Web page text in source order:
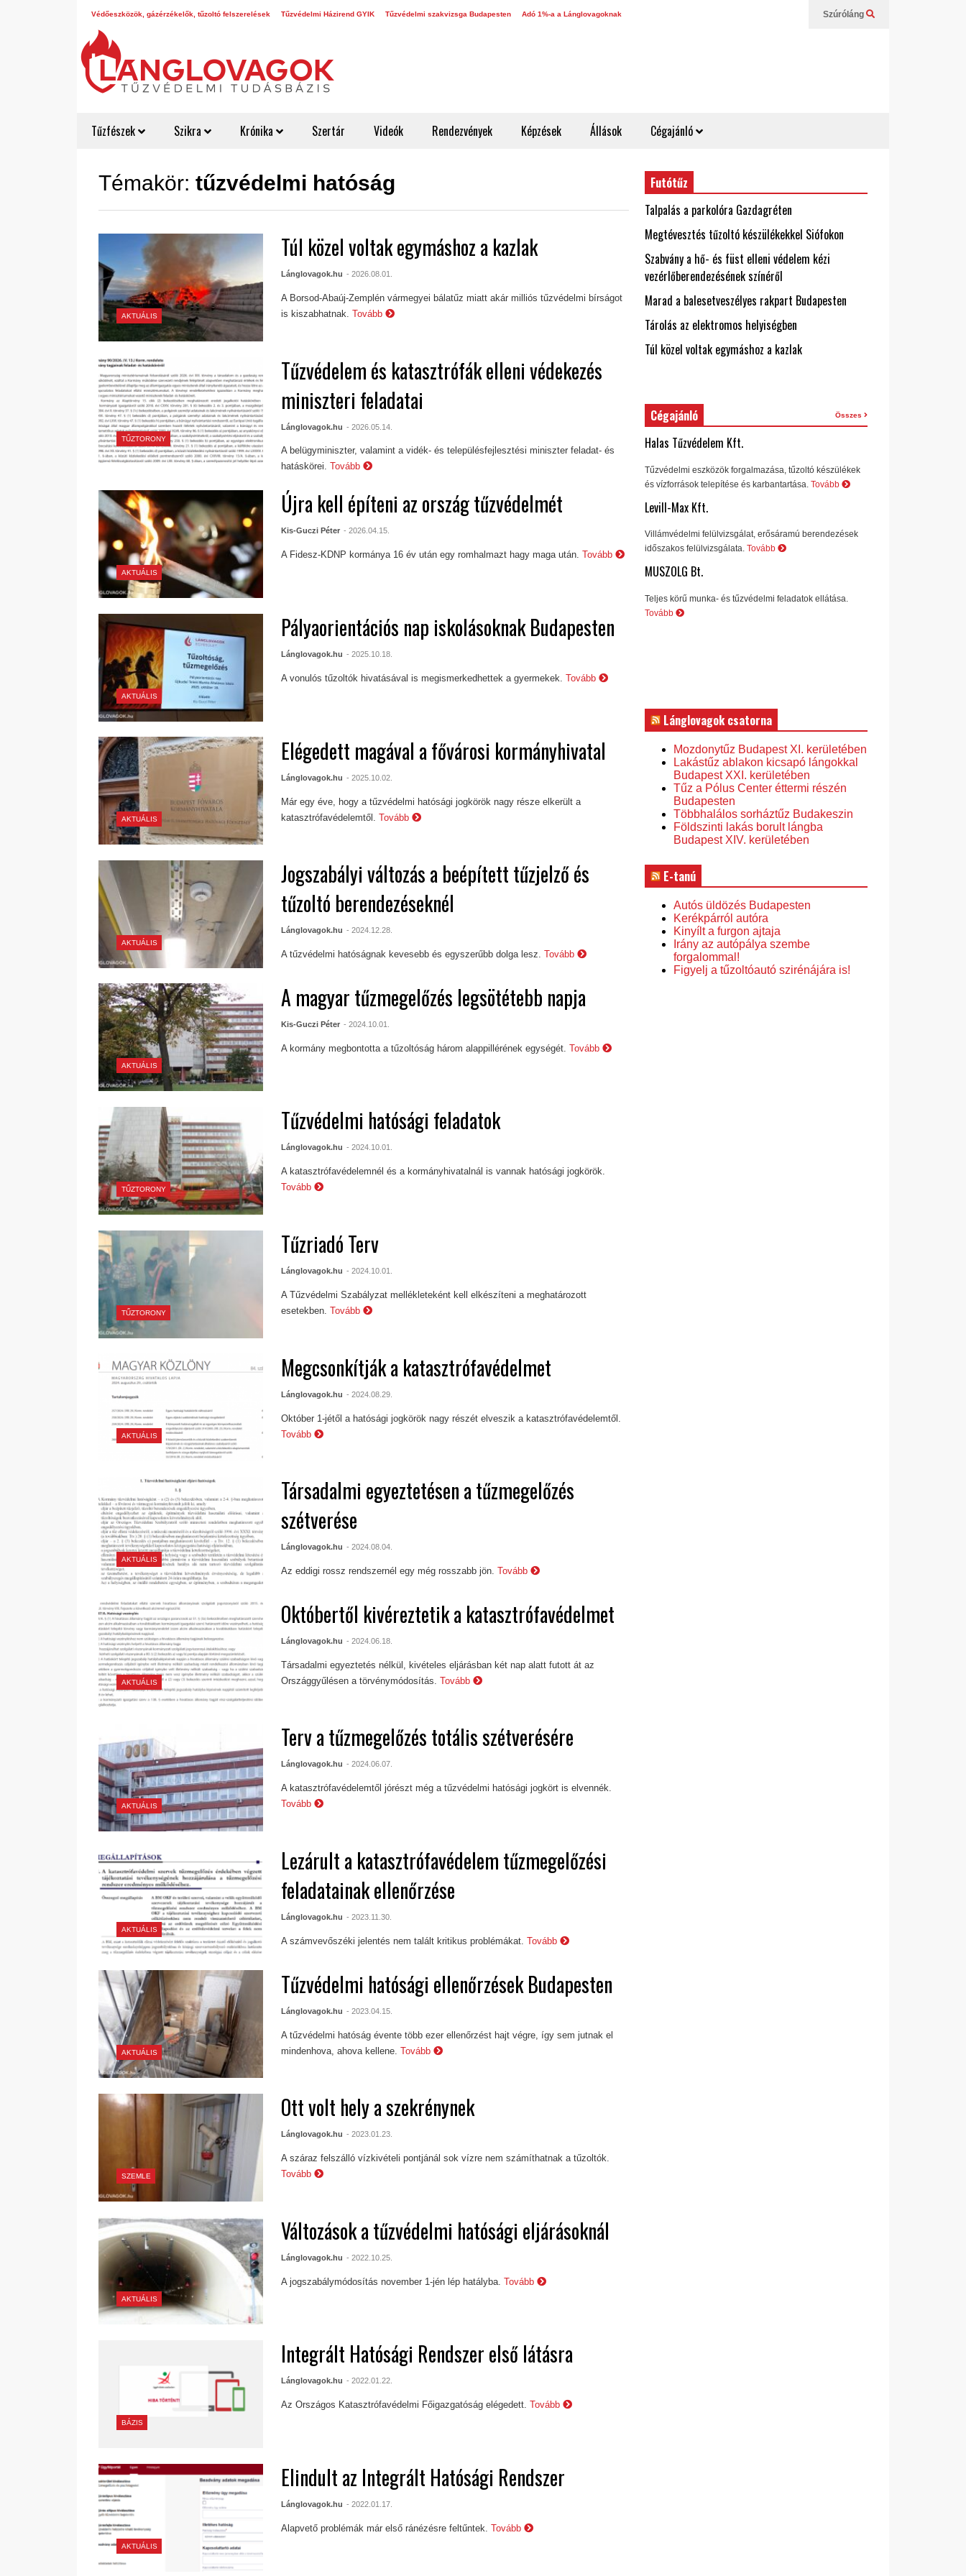
Védőeszközök, gázérzékelők, tűzoltó felszerelések Tűzvédelmi Házirend GYIK Tűzvédelmi szakvizsga Budapesten Adó 1%-a a Lánglovagoknak Szúróláng
Tűzfészek Szikra Krónika Szertár Videók Rendezvények Képzések Állások Cégajánló
Témakör: tűzvédelmi hatóság
AKTUÁLIS
Túl közel voltak egymáshoz a kazlak
Lánglovagok.hu - 2026.08.01.
A Borsod-Abaúj-Zemplén vármegyei bálatűz miatt akár milliós tűzvédelmi bírságot
is kiszabhatnak.
Tovább
TŰZTORONY
Tűzvédelem és katasztrófák elleni védekezés
miniszteri feladatai
Lánglovagok.hu - 2026.05.14.
A belügyminiszter, valamint a vidék- és településfejlesztési miniszter feladat- és
hatáskörei. Tovább
AKTUÁLIS
Újra kell építeni az ország tűzvédelmét
Kis-Guczi Péter - 2026.04.15.
A Fidesz-KDNP kormánya 16 év után egy romhalmazt hagy maga után. Tovább
AKTUÁLIS
Pályaorientációs nap iskolásoknak Budapesten
Lánglovagok.hu - 2025.10.18.
A vonulós tűzoltók hivatásával is megismerkedhettek a gyermekek. Tovább
AKTUÁLIS
Elégedett magával a fővárosi kormányhivatal
Lánglovagok.hu - 2025.10.02.
Már egy éve, hogy a tűzvédelmi hatósági jogkörök nagy része elkerült a
katasztrófavédelemtől.
Tovább
AKTUÁLIS
Jogszabályi változás a beépített tűzjelző és
tűzoltó berendezéseknél
Lánglovagok.hu - 2024.12.28.
A tűzvédelmi hatóságnak kevesebb és egyszerűbb dolga lesz. Tovább
AKTUÁLIS
A magyar tűzmegelőzés legsötétebb napja
Kis-Guczi Péter - 2024.10.01.
A kormány megbontotta a tűzoltóság három alappillérének egységét. Tovább
TŰZTORONY
Tűzvédelmi hatósági feladatok
Lánglovagok.hu - 2024.10.01.
A katasztrófavédelemnél és a kormányhivatalnál is vannak hatósági jogkörök.
Tovább
TŰZTORONY
Tűzriadó Terv
Lánglovagok.hu - 2024.10.01.
A Tűzvédelmi Szabályzat mellékleteként kell elkészíteni a meghatározott
esetekben. Tovább
AKTUÁLIS
Megcsonkítják a katasztrófavédelmet
Lánglovagok.hu - 2024.08.29.
Október 1-jétől a hatósági jogkörök nagy részét elveszik a katasztrófavédelemtől.
Tovább
AKTUÁLIS
Társadalmi egyeztetésen a tűzmegelőzés
szétverése
Lánglovagok.hu - 2024.08.04.
Az eddigi rossz rendszernél egy még rosszabb jön. Tovább
AKTUÁLIS
Októbertől kivéreztetik a katasztrófavédelmet
Lánglovagok.hu - 2024.06.18.
Társadalmi egyeztetés nélkül, kivételes eljárásban két nap alatt futott át az
Országgyűlésen a törvénymódosítás.
Tovább
AKTUÁLIS
Terv a tűzmegelőzés totális szétverésére
Lánglovagok.hu - 2024.06.07.
A katasztrófavédelemtől jórészt még a tűzvédelmi hatósági jogkört is elvennék.
Tovább
AKTUÁLIS
Lezárult a katasztrófavédelem tűzmegelőzési
feladatainak ellenőrzése
Lánglovagok.hu - 2023.11.30.
A számvevőszéki jelentés nem talált kritikus problémákat. Tovább
AKTUÁLIS
Tűzvédelmi hatósági ellenőrzések Budapesten
Lánglovagok.hu - 2023.04.15.
A tűzvédelmi hatóság évente több ezer ellenőrzést hajt végre, így sem jutnak el
mindenhova, ahova kellene. Tovább
SZEMLE
Ott volt hely a szekrénynek
Lánglovagok.hu - 2023.01.23.
A száraz felszálló vízkivételi pontjánál sok vízre nem számíthatnak a tűzoltók.
Tovább
AKTUÁLIS
Változások a tűzvédelmi hatósági eljárásoknál
Lánglovagok.hu - 2022.10.25.
A jogszabálymódosítás november 1-jén lép hatályba. Tovább
BÁZIS
Integrált Hatósági Rendszer első látásra
Lánglovagok.hu - 2022.01.22.
Az Országos Katasztrófavédelmi Főigazgatóság elégedett. Tovább
AKTUÁLIS
Elindult az Integrált Hatósági Rendszer
Lánglovagok.hu - 2022.01.17.
Alapvető problémák már első ránézésre feltűntek. Tovább
Futótűz
Talpalás a parkolóra Gazdagréten
Megtévesztés tűzoltó készülékekkel Siófokon
Szabvány a hő- és füst elleni védelem kézi
vezérlőberendezésének színéről
Marad a balesetveszélyes rakpart Budapesten
Tárolás az elektromos helyiségben
Túl közel voltak egymáshoz a kazlak
Cégajánló Összes
Halas Tűzvédelem Kft.
Tűzvédelmi eszközök forgalmazása, tűzoltó készülékek
és vízforrások telepítése és karbantartása. Tovább
Levill-Max Kft.
Villámvédelmi felülvizsgálat, erősáramú berendezések
időszakos felülvizsgálata. Tovább
MUSZOLG Bt.
Teljes körű munka- és tűzvédelmi feladatok ellátása.
Tovább
Lánglovagok csatorna
Mozdonytűz Budapest XI. kerületében
Lakástűz ablakon kicsapó lángokkal
Budapest XXI. kerületében
Tűz a Pólus Center éttermi részén
Budapesten
Többhalálos sorháztűz Budakeszin
Földszinti lakás borult lángba
Budapest XIV. kerületében
E-tanú
Autós üldözés Budapesten
Kerékpárról autóra
Kinyílt a furgon ajtaja
Irány az autópálya szembe
forgalommal!
Figyelj a tűzoltóautó szirénájára is!